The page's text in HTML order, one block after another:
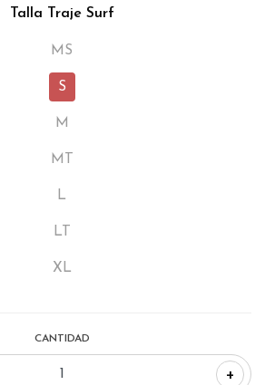
Talla Traje Surf
MS
S
M
MT
L
LT
XL
CANTIDAD
+